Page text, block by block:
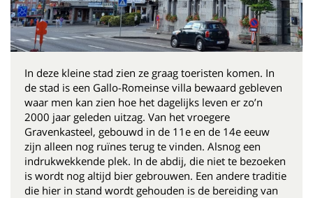
In deze kleine stad zien ze graag toeristen komen. In
de stad is een Gallo-Romeinse villa bewaard gebleven
waar men kan zien hoe het dagelijks leven er zo’n
2000 jaar geleden uitzag. Van het vroegere
Gravenkasteel, gebouwd in de 11e en de 14e eeuw
zijn alleen nog ruïnes terug te vinden. Alsnog een
indrukwekkende plek. In de abdij, die niet te bezoeken
is wordt nog altijd bier gebrouwen. Een andere traditie
die hier in stand wordt gehouden is de bereiding van